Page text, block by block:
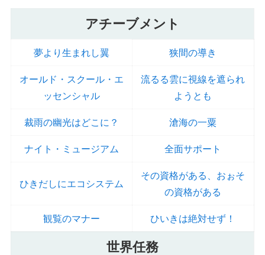
アチーブメント
夢より生まれし翼 狭間の導き
オールド・スクール・エ
ッセンシャル
流るる雲に視線を遮られ
ようとも
裁雨の幽光はどこに？ 滄海の一粟
ナイト・ミュージアム 全面サポート
ひきだしにエコシステム
その資格がある、おぉそ
の資格がある
観覧のマナー ひいきは絶対せず！
世界任務